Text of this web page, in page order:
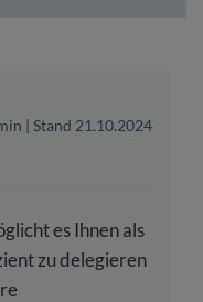
| Stand 21.10.2024
es Ihnen als
zu delegieren